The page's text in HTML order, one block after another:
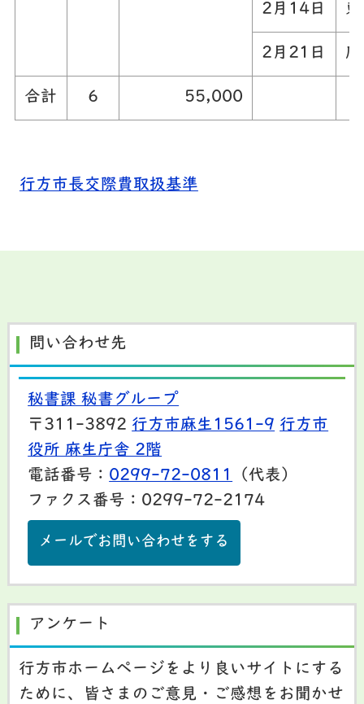
2月14日
2月21日
合計 6 55,000
行方市長交際費取扱基準
問い合わせ先
秘書課 秘書グループ
〒311-3892 行方市麻生1561-9 行方市
役所 麻生庁舎 2階
電話番号： 0299-72-0811
（代表）
ファクス番号：0299-72-2174
メールでお問い合わせをする
アンケート
行方市ホームページをより良いサイトにする
ために、皆さまのご意見・ご感想をお聞かせ